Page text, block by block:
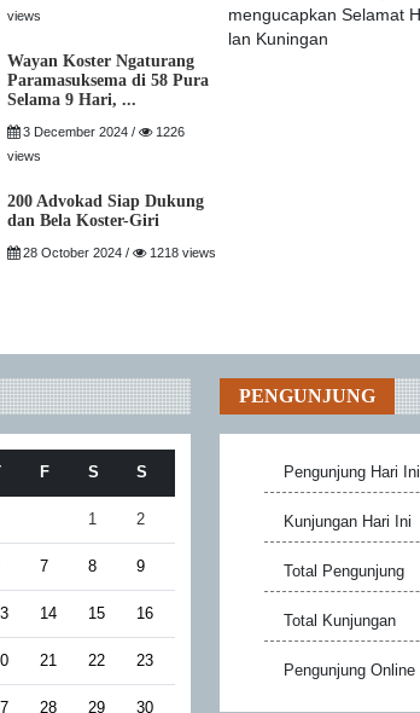
views
Wayan Koster Ngaturang
Paramasuksema di 58 Pura
Selama 9 Hari, ...
3 December 2024 /
1226
views
200 Advokad Siap Dukung
dan Bela Koster-Giri
28 October 2024 / 1218 views
F S S
1 2
7 8 9
14 15 16
21 22 23
28 29 30
PENGUNJUNG
Pengunjung Hari Ini
Kunjungan Hari Ini
Total Pengunjung
Total Kunjungan
Pengunjung Online